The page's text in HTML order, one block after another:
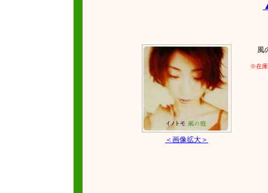
＜画像拡大＞
風
※在